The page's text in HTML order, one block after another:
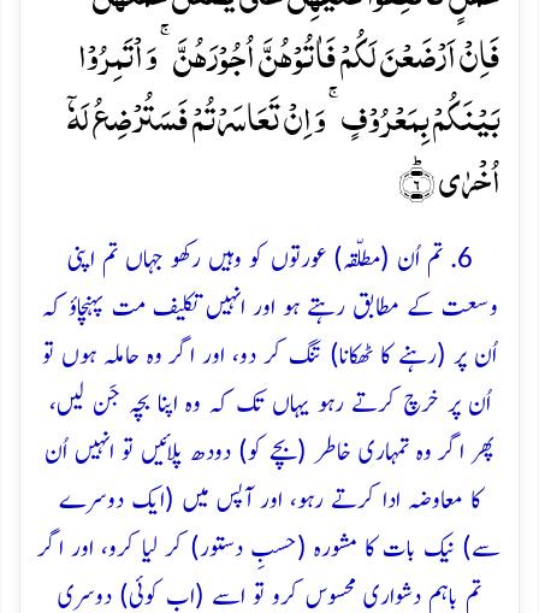
فَاِنۡ اَرۡضَعۡنَ لَکُمۡ فَاٰتُوۡہُنَّ اُجُوۡرَہُنَّ ۚ وَ اۡتَمِرُوۡا
بَیۡنَکُمۡ بِمَعۡرُوۡفٍ ۚ وَ اِنۡ تَعَاسَرۡتُمۡ فَسَتُرۡضِعُ لَہٗۤ
اُخۡرٰی ؕ﴿۶﴾
6. تم اُن (مطلّقہ) عورتوں کو وہیں رکھو جہاں تم اپنی
وسعت کے مطابق رہتے ہو اور انہیں تکلیف مت پہنچاؤ کہ
اُن پر (رہنے کا ٹھکانا) تنگ کر دو، اور اگر وہ حاملہ ہوں تو
اُن پر خرچ کرتے رہو یہاں تک کہ وہ اپنا بچہ جَن لیں،
پھر اگر وہ تمہاری خاطر (بچے کو) دودھ پلائیں تو انہیں اُن
کا معاوضہ ادا کرتے رہو، اور آپس میں (ایک دوسرے
سے) نیک بات کا مشورہ (حسبِ دستور) کر لیا کرو، اور اگر
تم باہم دشواری محسوس کرو تو اسے (اب کوئی) دوسری